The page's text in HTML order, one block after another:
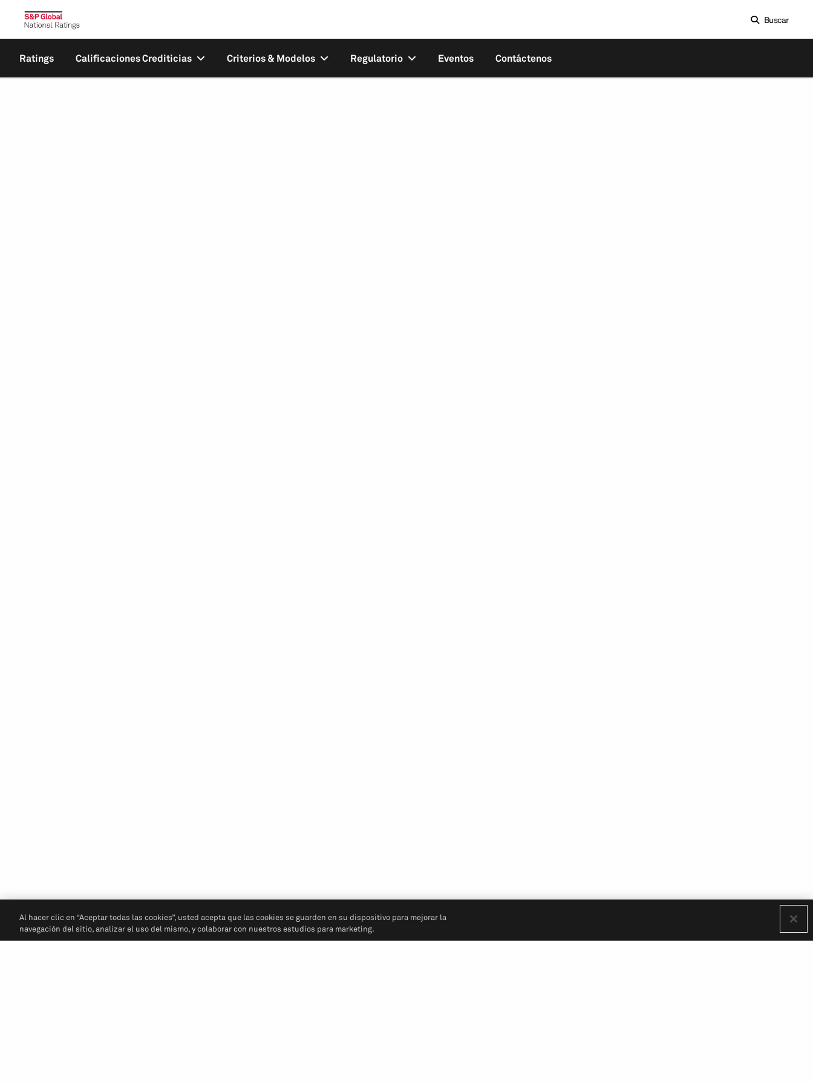
Buscar
Ratings Calificaciones Crediticias Criterios & Modelos Regulatorio Eventos Contáctenos
Al hacer clic en “Aceptar todas las cookies”, usted acepta que las cookies se guarden en su dispositivo para mejorar la
navegación del sitio, analizar el uso del mismo, y colaborar con nuestros estudios para marketing.